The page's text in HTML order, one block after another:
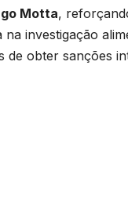
Motta,
investigação
de obter sanções